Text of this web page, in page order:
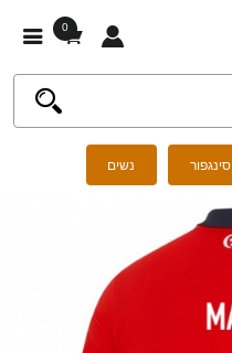
0
סינגפור נשים